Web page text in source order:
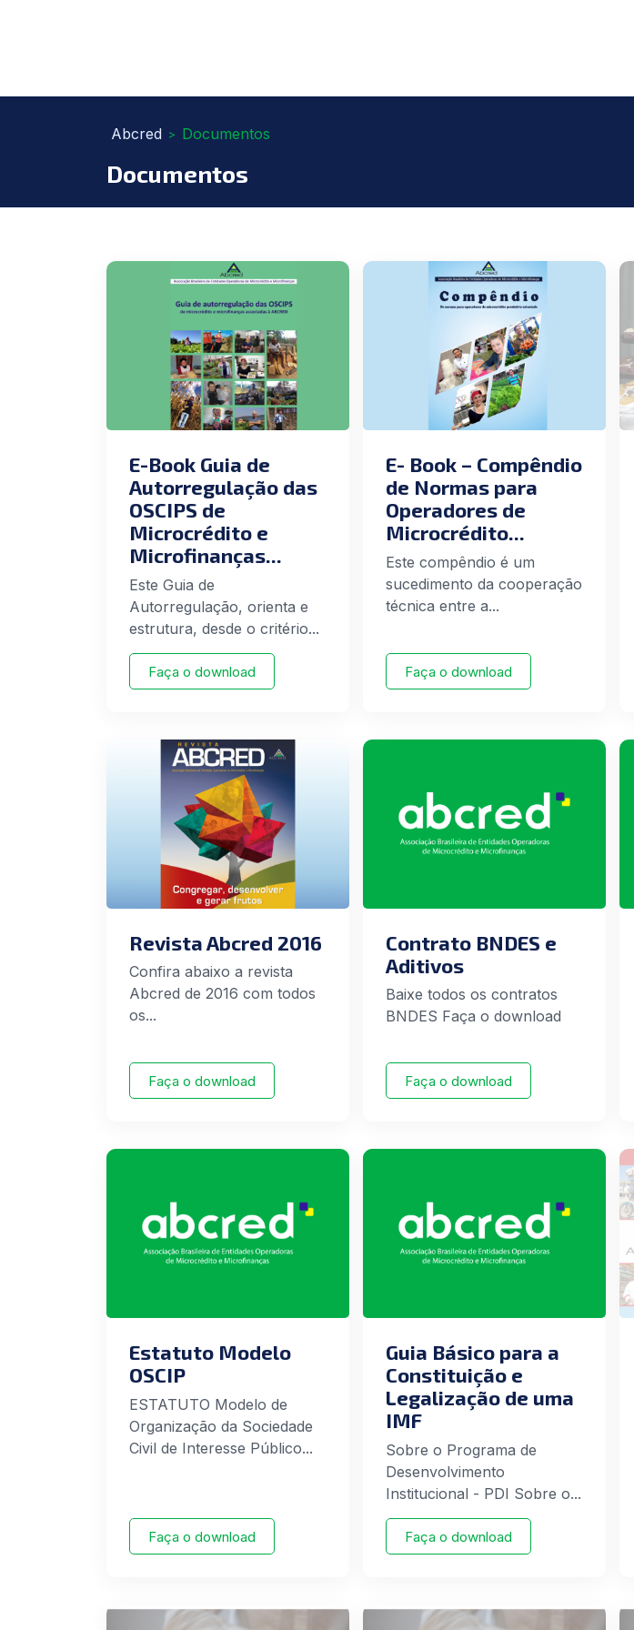
Abcred > Documentos
Documentos
E-Book Guia de
Autorregulação das
OSCIPS de
Microcrédito e
Microfinanças...
Este Guia de
Autorregulação, orienta e
estrutura, desde o critério...
Faça o download
E- Book – Compêndio
de Normas para
Operadores de
Microcrédito...
Este compêndio é um
sucedimento da cooperação
técnica entre a...
Faça o download
Revista Abcred 2016
Confira abaixo a revista
Abcred de 2016 com todos
os...
Faça o download
Contrato BNDES e
Aditivos
Baixe todos os contratos
BNDES Faça o download
Faça o download
Estatuto Modelo
OSCIP
ESTATUTO Modelo de
Organização da Sociedade
Civil de Interesse Público...
Faça o download
Guia Básico para a
Constituição e
Legalização de uma
IMF
Sobre o Programa de
Desenvolvimento
Institucional - PDI Sobre o...
Faça o download